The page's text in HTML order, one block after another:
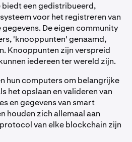
een gedistribueerd,
voor het registreren van
De eigen community
'knooppunten' genaamd,
Knooppunten zijn verspreid
iedereen ter wereld zijn.
hun computers om belangrijke
het opslaan en valideren van
en gegevens van smart
houden zich allemaal aan
van elke blockchain zijn